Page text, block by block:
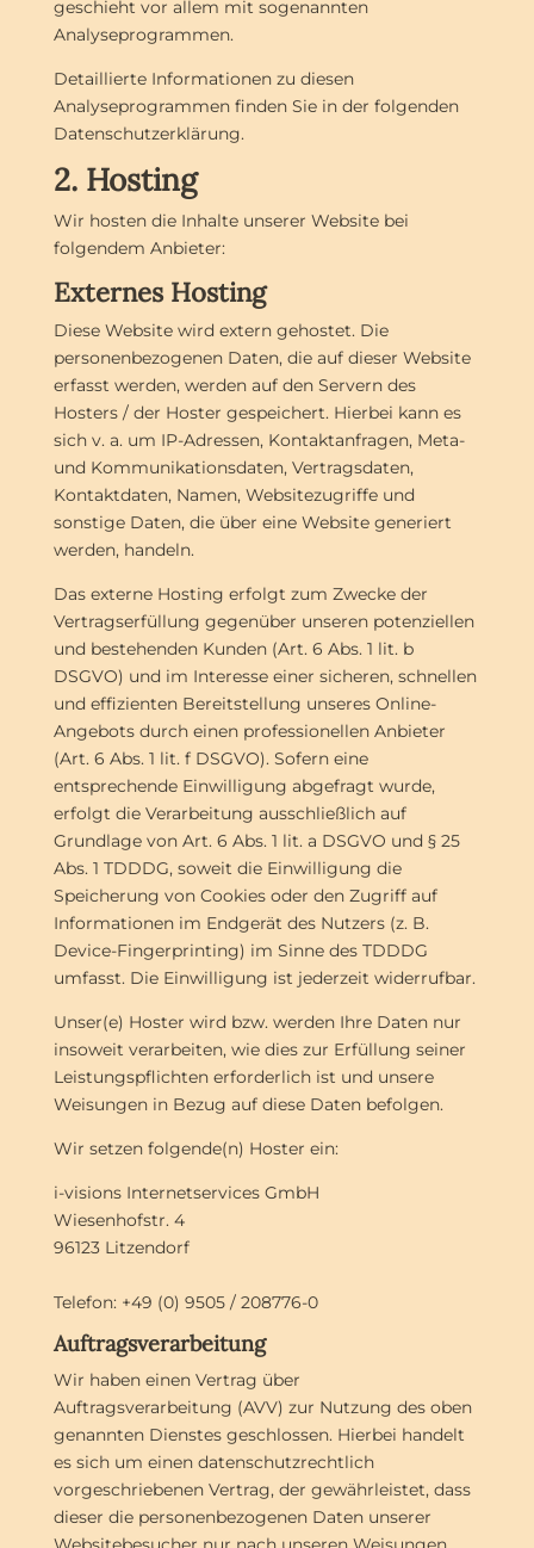
geschieht vor allem mit sogenannten
Analyseprogrammen.
Detaillierte Informationen zu diesen
Analyseprogrammen finden Sie in der folgenden
Datenschutzerklärung.
2. Hosting
Wir hosten die Inhalte unserer Website bei
folgendem Anbieter:
Externes Hosting
Diese Website wird extern gehostet. Die
personenbezogenen Daten, die auf dieser Website
erfasst werden, werden auf den Servern des
Hosters / der Hoster gespeichert. Hierbei kann es
sich v. a. um IP-Adressen, Kontaktanfragen, Meta-
und Kommunikationsdaten, Vertragsdaten,
Kontaktdaten, Namen, Websitezugriffe und
sonstige Daten, die über eine Website generiert
werden, handeln.
Das externe Hosting erfolgt zum Zwecke der
Vertragserfüllung gegenüber unseren potenziellen
und bestehenden Kunden (Art. 6 Abs. 1 lit. b
DSGVO) und im Interesse einer sicheren, schnellen
und effizienten Bereitstellung unseres Online-
Angebots durch einen professionellen Anbieter
(Art. 6 Abs. 1 lit. f DSGVO). Sofern eine
entsprechende Einwilligung abgefragt wurde,
erfolgt die Verarbeitung ausschließlich auf
Grundlage von Art. 6 Abs. 1 lit. a DSGVO und § 25
Abs. 1 TDDDG, soweit die Einwilligung die
Speicherung von Cookies oder den Zugriff auf
Informationen im Endgerät des Nutzers (z. B.
Device-Fingerprinting) im Sinne des TDDDG
umfasst. Die Einwilligung ist jederzeit widerrufbar.
Unser(e) Hoster wird bzw. werden Ihre Daten nur
insoweit verarbeiten, wie dies zur Erfüllung seiner
Leistungspflichten erforderlich ist und unsere
Weisungen in Bezug auf diese Daten befolgen.
Wir setzen folgende(n) Hoster ein:
i-visions Internetservices GmbH
Wiesenhofstr. 4
96123 Litzendorf
Telefon: +49 (0) 9505 / 208776-0
Auftragsverarbeitung
Wir haben einen Vertrag über
Auftragsverarbeitung (AVV) zur Nutzung des oben
genannten Dienstes geschlossen. Hierbei handelt
es sich um einen datenschutzrechtlich
vorgeschriebenen Vertrag, der gewährleistet, dass
dieser die personenbezogenen Daten unserer